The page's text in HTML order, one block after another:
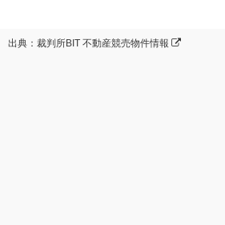
出典：裁判所BIT 不動産競売物件情報